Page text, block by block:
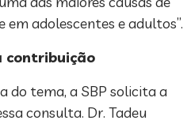
adolescentes e adultos”.
contribuição
do tema, a SBP solicita a
consulta. Dr. Tadeu